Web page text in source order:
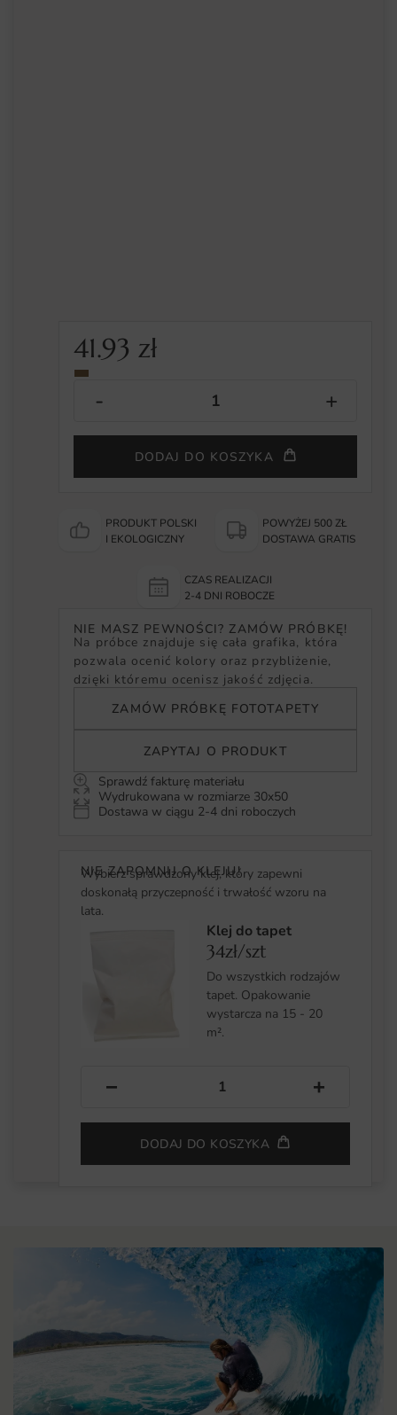
41.93zł
DODAJ DO KOSZYKA
PRODUKT POLSKI
I EKOLOGICZNY
POWYŻEJ 500 ZŁ
DOSTAWA GRATIS
CZAS REALIZACJI
2-4 DNI ROBOCZE
NIE MASZ PEWNOŚCI? ZAMÓW PRÓBKĘ!
Na próbce znajduje się cała grafika, która
pozwala ocenić kolory oraz przybliżenie,
dzięki któremu ocenisz jakość zdjęcia.
ZAMÓW PRÓBKĘ FOTOTAPETY
ZAPYTAJ O PRODUKT
Sprawdź fakturę materiału
Wydrukowana w rozmiarze 30x50
Dostawa w ciągu 2-4 dni roboczych
NIE ZAPOMNIJ O KLEJU!
Wybierz sprawdzony klej, który zapewni
doskonałą przyczepność i trwałość wzoru na
lata.
Klej do tapet
34zł/szt
Do wszystkich rodzajów
tapet. Opakowanie
wystarcza na 15 - 20
m².
− +
DODAJ DO KOSZYKA